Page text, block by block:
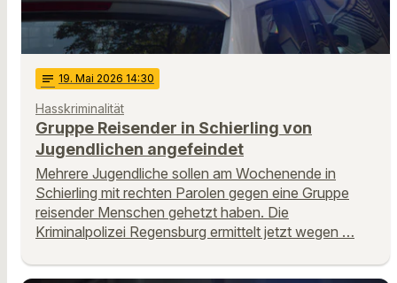
notes 19. Mai 2026 14:30
Hasskriminalität
Gruppe Reisender in Schierling von
Jugendlichen angefeindet
Mehrere Jugendliche sollen am Wochenende in
Schierling mit rechten Parolen gegen eine Gruppe
reisender Menschen gehetzt haben. Die
Kriminalpolizei Regensburg ermittelt jetzt wegen …